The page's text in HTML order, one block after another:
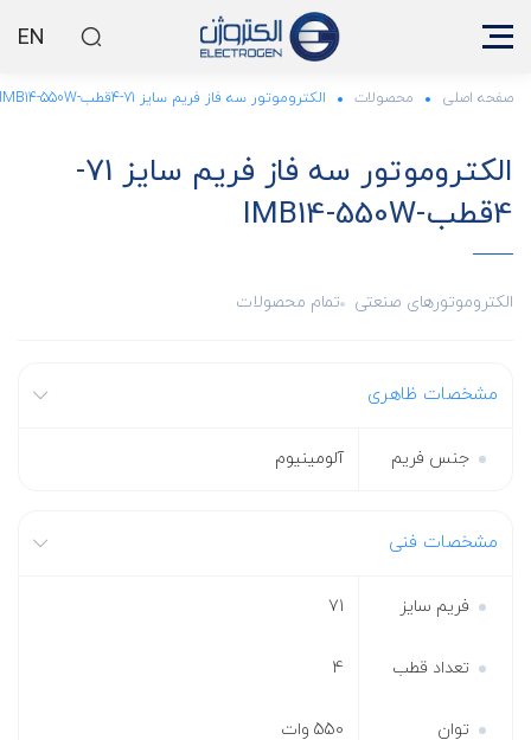
EN
صفحه اصلی محصولات الکتروموتور سه فاز فریم سایز 71-4قطب-IMB14-550W
الکتروموتور سه فاز فریم سایز 71-
4قطب-IMB14-550W
الکتروموتورهای صنعتی تمام محصولات
مشخصات ظاهری
جنس فریم آلومینیوم
مشخصات فنی
فریم سایز 71
تعداد قطب 4
توان 550 وات